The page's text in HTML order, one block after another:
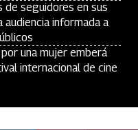
de seguidores en sus
audiencia informada a
una mujer emberá
internacional de cine